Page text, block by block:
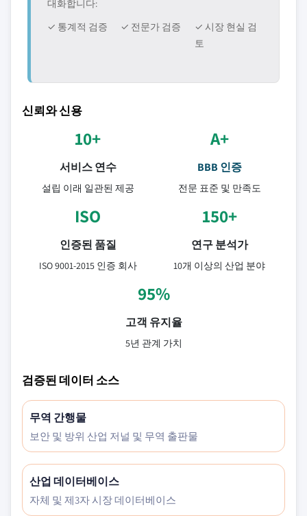
대화합니다:
✓ 통계적 검증
✓ 전문가 검증
✓ 시장 현실 검
토
신뢰와 신용
10+
서비스 연수
설립 이래 일관된 제공
A+
BBB 인증
전문 표준 및 만족도
ISO
인증된 품질
ISO 9001-2015 인증 회사
150+
연구 분석가
10개 이상의 산업 분야
95%
고객 유지율
5년 관계 가치
검증된 데이터 소스
무역 간행물
보안 및 방위 산업 저널 및 무역 출판물
산업 데이터베이스
자체 및 제3자 시장 데이터베이스